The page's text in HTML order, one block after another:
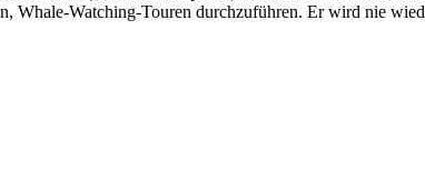
Whale-Watching-Touren durchzuführen. Er wird nie